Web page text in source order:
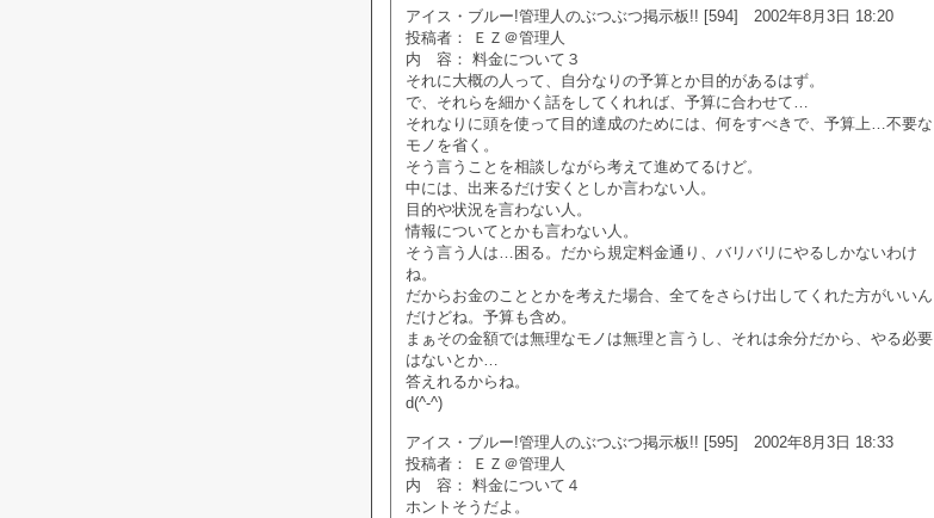
アイス・ブルー!管理人のぶつぶつ掲示板!! [594] 2002年8月3日 18:20
投稿者： ＥＺ＠管理人
内 容： 料金について３
それに大概の人って、自分なりの予算とか目的があるはず。
で、それらを細かく話をしてくれれば、予算に合わせて…
それなりに頭を使って目的達成のためには、何をすべきで、予算上…不要な
モノを省く。
そう言うことを相談しながら考えて進めてるけど。
中には、出来るだけ安くとしか言わない人。
目的や状況を言わない人。
情報についてとかも言わない人。
そう言う人は…困る。だから規定料金通り、バリバリにやるしかないわけ
ね。
だからお金のこととかを考えた場合、全てをさらけ出してくれた方がいいん
だけどね。予算も含め。
まぁその金額では無理なモノは無理と言うし、それは余分だから、やる必要
はないとか…
答えれるからね。
d(^-^)
アイス・ブルー!管理人のぶつぶつ掲示板!! [595] 2002年8月3日 18:33
投稿者： ＥＺ＠管理人
内 容： 料金について４
ホントそうだよ。